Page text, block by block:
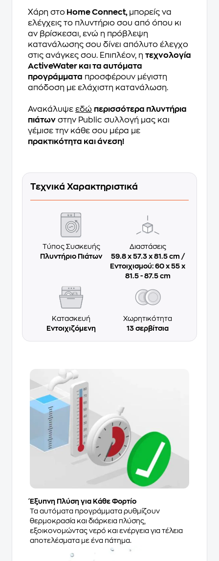
Χάρη στο Home Connect, μπορείς να
ελέγχεις το πλυντήριο σου από όπου κι
αν βρίσκεσαι, ενώ η πρόβλεψη
κατανάλωσης σου δίνει απόλυτο έλεγχο
στις ανάγκες σου. Επιπλέον, η τεχνολογία
ActiveWater και τα αυτόματα
προγράμματα προσφέρουν μέγιστη
απόδοση με ελάχιστη κατανάλωση.
Ανακάλυψε εδώ περισσότερα πλυντήρια
πιάτων στην Public συλλογή μας και
γέμισε την κάθε σου μέρα με
πρακτικότητα και άνεση!
Τεχνικά Χαρακτηριστικά
Τύπος Συσκευής
Πλυντήριο Πιάτων
Διαστάσεις
59.8 x 57.3 x 81.5 cm /
Εντοιχισμού: 60 x 55 x
81.5 - 87.5 cm
Κατασκευή
Εντοιχιζόμενη
Χωρητικότητα
13 σερβίτσια
Έξυπνη Πλύση για Κάθε Φορτίο
Τα αυτόματα προγράμματα ρυθμίζουν
θερμοκρασία και διάρκεια πλύσης,
εξοικονομώντας νερό και ενέργεια για τέλεια
αποτελέσματα με ένα πάτημα.